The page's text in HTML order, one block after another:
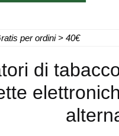
per ordini > 40€
di